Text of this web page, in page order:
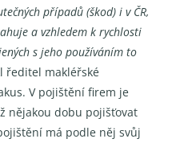
případů (škod) i v ČR,
a vzhledem k rychlosti
s jeho používáním to
ředitel makléřské
V pojištění firem je
nějakou dobu pojišťovat
má podle něj svůj